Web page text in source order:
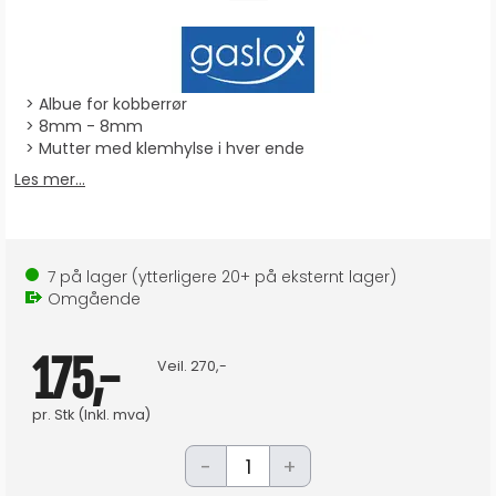
Albue for kobberrør
8mm - 8mm
Mutter med klemhylse i hver ende
Les mer...
7 på lager (ytterligere 20+ på eksternt lager)
Omgående
175,-
pr. Stk (Inkl. mva)
Veil. 270,-
- +